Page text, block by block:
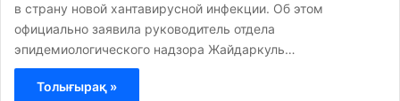
в страну новой хантавирусной инфекции. Об этом
официально заявила руководитель отдела
эпидемиологического надзора Жайдаркуль…
Толығырақ »